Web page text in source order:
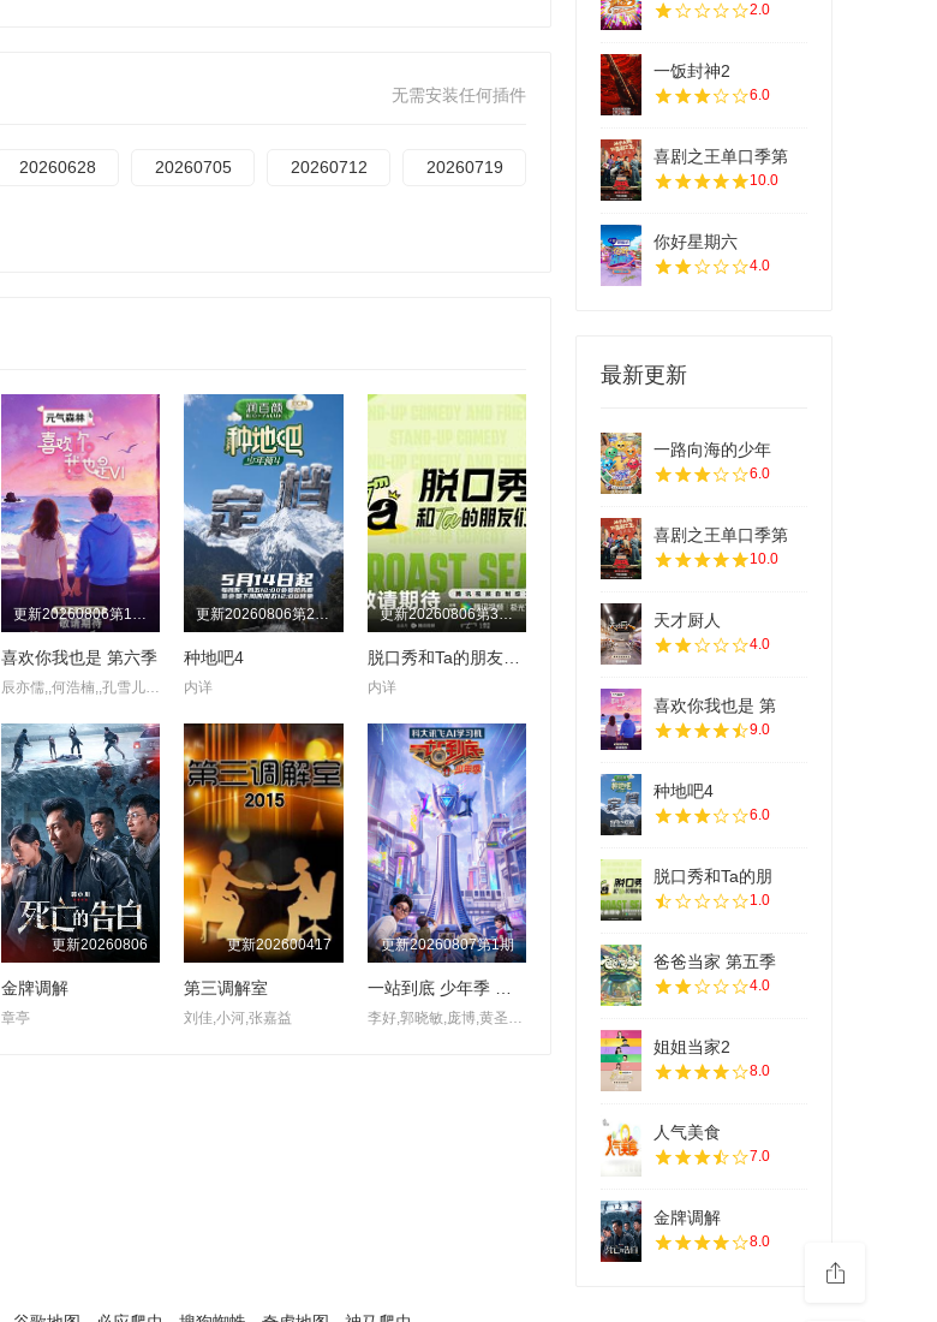
无需安装任何插件
20260628 20260705 20260712 20260719
更新20260806第10期三
喜欢你我也是 第六季
辰亦儒,,何浩楠,,孔雪儿,美娜,王一珩,张馨予
更新20260806第25期上
种地吧4
内详
更新20260806第3期离场之后
脱口秀和Ta的朋友们 第三季
内详
更新20260806
金牌调解
章亭
更新202600417
第三调解室
刘佳,小河,张嘉益
更新20260807第1期
李好,郭晓敏,庞博,黄圣依,张雨绮,伊能静,李雪琴,,陈铭,王昱珩,,
2.0
一饭封神2
6.0
喜剧之王单口季第
10.0
你好星期六
4.0
最新更新
一路向海的少年
6.0
喜剧之王单口季第
10.0
天才厨人
4.0
喜欢你我也是 第
9.0
种地吧4
6.0
脱口秀和Ta的朋
1.0
爸爸当家 第五季
4.0
姐姐当家2
8.0
人气美食
7.0
金牌调解
8.0